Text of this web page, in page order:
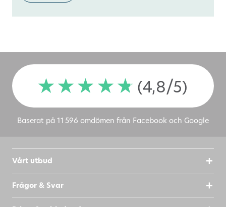
(4,8/5)
Baserat på 11 596 omdömen från Facebook och Google
Vårt utbud
Frågor & Svar